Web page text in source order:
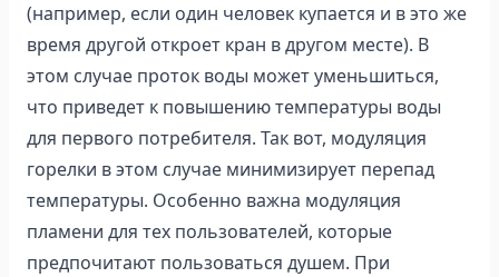
(например, если один человек купается и в это же
время другой откроет кран в другом месте). В
этом случае проток воды может уменьшиться,
что приведет к повышению температуры воды
для первого потребителя. Так вот, модуляция
горелки в этом случае минимизирует перепад
температуры. Особенно важна модуляция
пламени для тех пользователей, которые
предпочитают пользоваться душем. При